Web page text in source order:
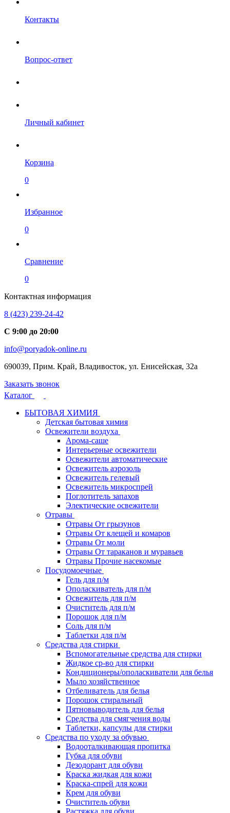
Контакты
Вопрос-ответ
Личный кабинет
Корзина
0
Избранное
0
Сравнение
0
Контактная информация
8 (423) 239-24-42
С 9:00 до 20:00
info@poryadok-online.ru
690039, Прим. Край, Владивосток, ул. Енисейская, 32а
Заказать звонок
Каталог
БЫТОВАЯ ХИМИЯ
Детская бытовая химия
Освежители воздуха
Арома-саше
Интерьерные освежители
Освежители автоматические
Освежитель аэрозоль
Освежитель гелевый
Освежитель микроспрей
Поглотитель запахов
Электические освежители
Отравы
Отравы От грызунов
Отравы От клещей и комаров
Отравы От моли
Отравы От тараканов и муравьев
Отравы Прочие насекомые
Посудомоечные
Гель для п/м
Ополаскиватель для п/м
Освежитель для п/м
Очиститель для п/м
Порошок для п/м
Соль для п/м
Таблетки для п/м
Средства для стирки
Вспомогательные средства для стирки
Жидкое ср-во для стирки
Кондиционеры/ополаскиватели для белья
Мыло хозяйственное
Отбеливатель для белья
Порошок стиральный
Пятновыводитель для белья
Средства для смягчения воды
Таблетки, капсулы для стирки
Средства по уходу за обувью
Водооталкивающая пропитка
Губка для обуви
Дезодорант для обуви
Краска жидкая для кожи
Краска-спрей для кожи
Крем для обуви
Очиститель обуви
Растяжка для обуви